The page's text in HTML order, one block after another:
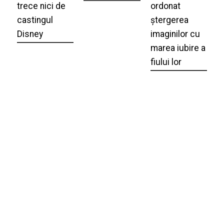
trece nici de
castingul
Disney
ordonat
ștergerea
imaginilor cu
marea iubire a
fiului lor